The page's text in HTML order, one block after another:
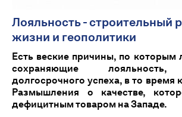
Лояльность - строительный
жизни и геополитики
Есть веские причины, по которым
сохраняющие лояльность,
долгосрочного успеха, в то время
Размышления о качестве,
дефицитным товаром на Западе.